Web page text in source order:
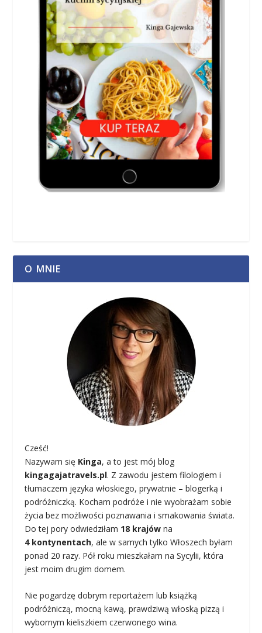
O MNIE
Cześć!
Nazywam się Kinga, a to jest mój blog
kingagajatravels.pl. Z zawodu jestem filologiem i
tłumaczem języka włoskiego, prywatnie – blogerką i
podróżniczką. Kocham podróże i nie wyobrażam sobie
życia bez możliwości poznawania i smakowania świata.
Do tej pory odwiedziłam 18 krajów na
4 kontynentach, ale w samych tylko Włoszech byłam
ponad 20 razy. Pół roku mieszkałam na Sycylii, która
jest moim drugim domem.
Nie pogardzę dobrym reportażem lub książką
podróżniczą, mocną kawą, prawdziwą włoską pizzą i
wybornym kieliszkiem czerwonego wina.